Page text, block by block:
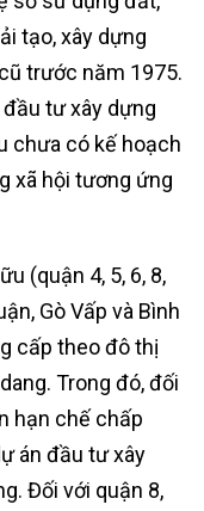
tạo, xây dựng
trước năm 1975.
tư xây dựng
chưa có kế hoạch
xã hội tương ứng
(quận 4, 5, 6, 8,
Gò Vấp và Bình
cấp theo đô thị
Trong đó, đối
hạn chế chấp
án đầu tư xây
Đối với quận 8,